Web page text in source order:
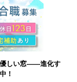
優しい窓――進化す
！